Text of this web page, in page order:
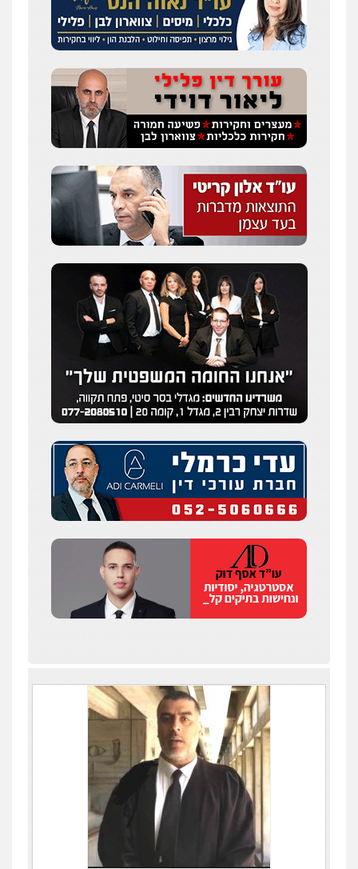
מצגר ושות', חברת עורכי דין
נדל"ן / עסקים משפחה תעבורה כלכלי
הוצאה לפועל
0545402829
עורך דין תמיר אלטיט
פלילי
0545577862
0505471497
גיל דביר – משרד עורכי דין
פלילי פשיעה כלכלית צווארון לבן
0506217771
עו"ד אביגדור פלדמן
צווארון לבן זכויות אדם